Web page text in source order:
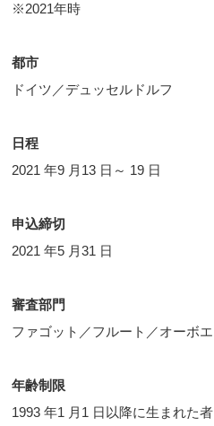
※2021年時
都市
ドイツ／デュッセルドルフ
日程
2021 年9 月13 日～ 19 日
申込締切
2021 年5 月31 日
審査部門
ファゴット／フルート／オーボエ
年齢制限
1993 年1 月1 日以降に生まれた者